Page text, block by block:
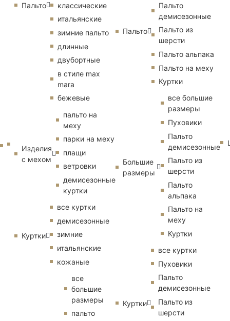
Пальто
классические
итальянские
зимние пальто
длинные
двубортные
в стиле max
mara
бежевые
Изделия
с мехом
пальто на
меху
парки на меху
плащи
ветровки
демисезонные
куртки
Куртки
все куртки
демисезонные
зимние
итальянские
кожаные
все
большие
размеры
пальто
Пальто
Пальто
демисезонные
Пальто из
шерсти
Пальто альпака
Пальто на меху
Куртки
Большие
размеры
все большие
размеры
Пуховики
Пальто
демисезонные
Пальто из
шерсти
Пальто
альпака
Пальто на
меху
Куртки
Куртки
все куртки
Пуховики
Пальто
демисезонные
Пальто из
шерсти